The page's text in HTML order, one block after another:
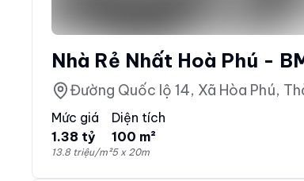
Nhà Rẻ Nhất Hoà Phú -
Đường Quốc lộ 14, Xã Hòa Phú,
Mức giá
1.38 tỷ
13.8 triệu/m²
Diện tích
100 m²
5 x 20m